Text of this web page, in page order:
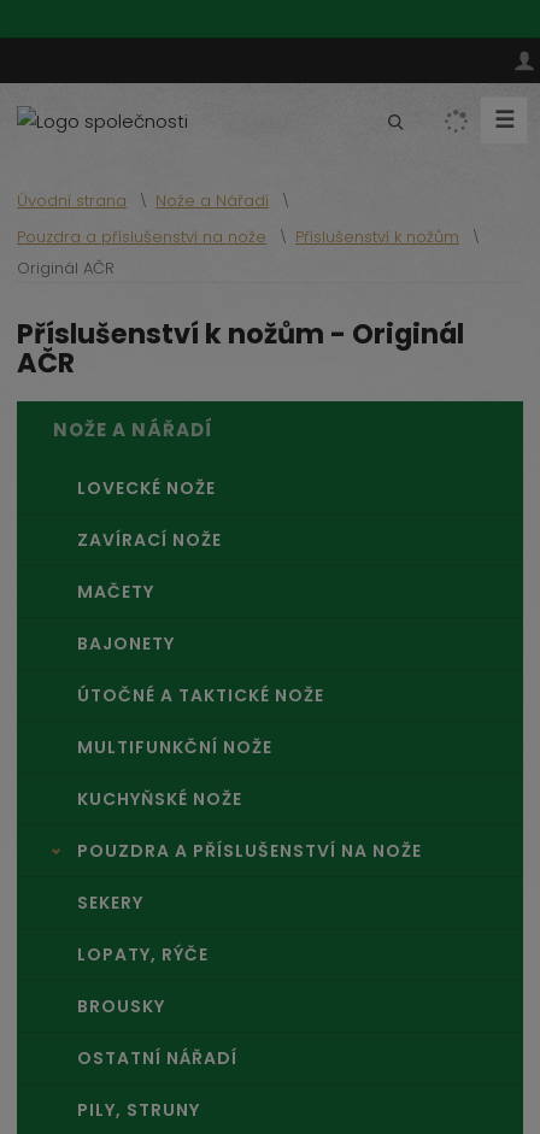
e
t
☰
Úvodní strana
Nože a Nářadí
Pouzdra a příslušenství na nože
Příslušenství k nožům
Originál AČR
Příslušenství k nožům - Originál
AČR
NOŽE A NÁŘADÍ
LOVECKÉ NOŽE
ZAVÍRACÍ NOŽE
MAČETY
BAJONETY
ÚTOČNÉ A TAKTICKÉ NOŽE
MULTIFUNKČNÍ NOŽE
KUCHYŇSKÉ NOŽE
POUZDRA A PŘÍSLUŠENSTVÍ NA NOŽE
SEKERY
LOPATY, RÝČE
BROUSKY
OSTATNÍ NÁŘADÍ
PILY, STRUNY